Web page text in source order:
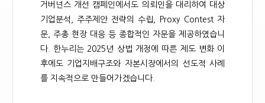
거버넌스 개선 캠페인에서도 의뢰인을 대리하여 대상
기업분석, 주주제안 전략의 수립, Proxy Contest 자
문, 주총 현장 대응 등 종합적인 자문을 제공하였습니
다. 한누리는 2025년 상법 개정에 따른 제도 변화 이
후에도 기업지배구조와 자본시장에서의 선도적 사례
를 지속적으로 만들어가겠습니다.